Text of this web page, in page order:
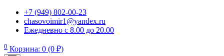
+7 (949) 802-00-23
chasovoimir1@yandex.ru
Ежедневно с 8.00 до 20.00
0 Корзина: 0 (0 ₽)